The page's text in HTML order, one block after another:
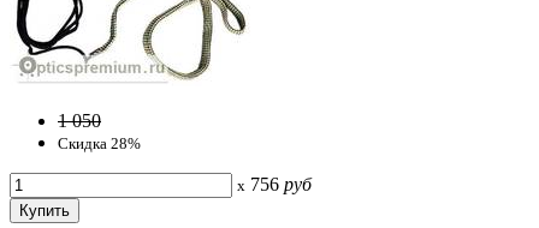
1 050
Скидка 28%
x 756 руб